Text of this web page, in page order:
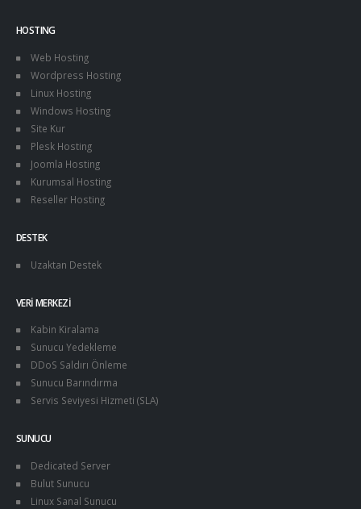
HOSTING
Web Hosting
Wordpress Hosting
Linux Hosting
Windows Hosting
Site Kur
Plesk Hosting
Joomla Hosting
Kurumsal Hosting
Reseller Hosting
DESTEK
Uzaktan Destek
VERI MERKEZI
Kabin Kiralama
Sunucu Yedekleme
DDoS Saldırı Önleme
Sunucu Barındırma
Servis Seviyesi Hizmeti (SLA)
SUNUCU
Dedicated Server
Bulut Sunucu
Linux Sanal Sunucu